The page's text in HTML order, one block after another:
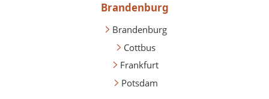
Brandenburg
Brandenburg
Cottbus
Frankfurt
Potsdam